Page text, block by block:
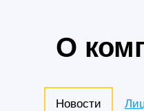
О
Новости